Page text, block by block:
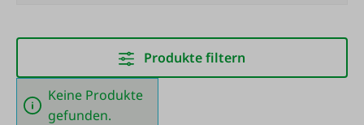
Produkte filtern
Keine Produkte
gefunden.